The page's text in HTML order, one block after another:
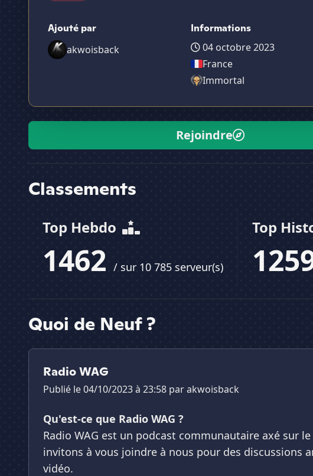
Ajouté par
akwoisback
Informations
04 octobre 2023
France
Immortal
Rejoindre
Classements
Top Hebdo
1462 / sur 10 785 serveur(s)
Top
Quoi de Neuf ?
Radio WAG
Publié le 04/10/2023 à 23:58 parakwoisback
Qu'est-ce que Radio WAG ?
Radio WAG est un podcast communautaire axé sur
invitons à vous joindre à nous pour des discussions
vidéo.